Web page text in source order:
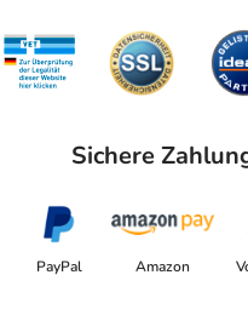
Sichere
PayPal Amazon